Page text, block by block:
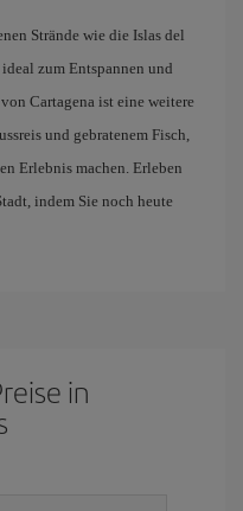
Strände wie die Islas del
zum Entspannen und
Cartagena ist eine weitere
und gebratenem Fisch,
Erlebnis machen. Erleben
indem Sie noch heute
in